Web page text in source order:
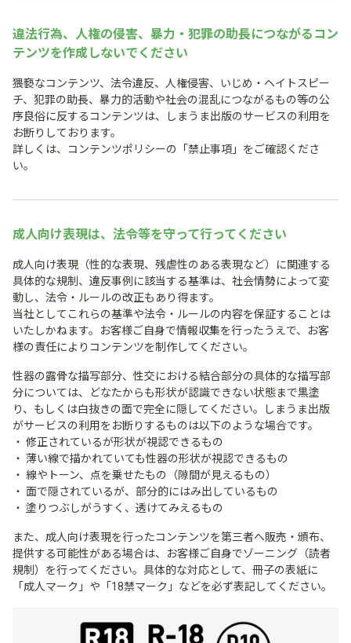
違法行為、人権の侵害、暴力・犯罪の助長につながるコン
テンツを作成しないでください
猥褻なコンテンツ、法令違反、人権侵害、いじめ・ヘイトスピー
チ、犯罪の助長、暴力的活動や社会の混乱につながるもの等の公
序良俗に反するコンテンツは、しまうま出版のサービスの利用を
お断りしております。
詳しくは、コンテンツポリシーの「禁止事項」をご確認くださ
い。
成人向け表現は、法令等を守って行ってください
成人向け表現（性的な表現、残虐性のある表現など）に関連する
具体的な規制、違反事例に該当する基準は、社会情勢によって変
動し、法令・ルールの改正もあり得ます。
当社としてこれらの基準や法令・ルールの内容を保証することは
いたしかねます。お客様ご自身で情報収集を行ったうえで、お客
様の責任によりコンテンツを制作してください。
性器の露骨な描写部分、性交における結合部分の具体的な描写部
分については、どなたからも形状が認識できない状態まで黒塗
り、もしくは白抜きの面で完全に隠してください。しまうま出版
がサービスの利用をお断りするものは以下のような場合です。
修正されているが形状が視認できるもの
薄い線で描かれていても性器の形状が視認できるもの
線やトーン、点を乗せたもの（隙間が見えるもの）
面で隠されているが、部分的にはみ出しているもの
塗りつぶしがうすく、透けてみえるもの
また、成人向け表現を行ったコンテンツを第三者へ販売・頒布、
提供する可能性がある場合は、お客様ご自身でゾーニング（読者
規制）を行ってください。具体的な対応として、冊子の表紙に
「成人マーク」や「18禁マーク」などを必ず表記してください。